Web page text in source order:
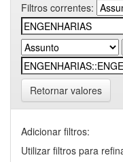
Filtros correntes:
Retornar valores
Adicionar filtros:
Utilizar filtros para